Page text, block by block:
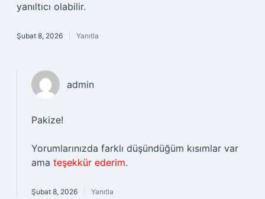
yanıltıcı olabilir.
Şubat 8, 2026 Yanıtla
admin
Pakize!
Yorumlarınızda farklı düşündüğüm kısımlar var
ama teşekkür ederim.
Şubat 8, 2026 Yanıtla